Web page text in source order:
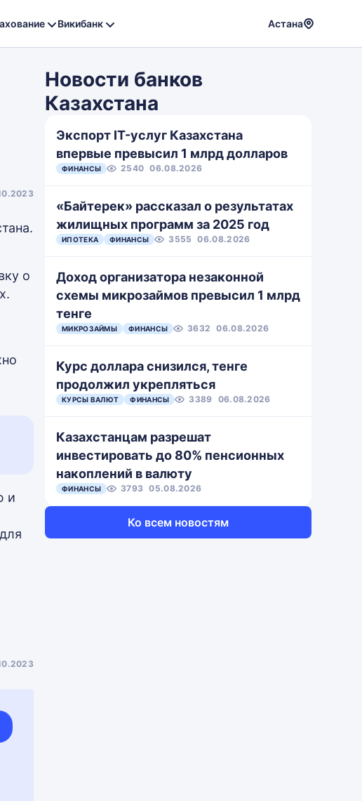
Викибанк Астана
о
и
Новости банков
Казахстана
Экспорт IT-услуг Казахстана
впервые превысил 1 млрд долларов
ФИНАНСЫ 2540 06.08.2026
«Байтерек» рассказал о результатах
жилищных программ за 2025 год
ИПОТЕКА ФИНАНСЫ 3555 06.08.2026
Доход организатора незаконной
схемы микрозаймов превысил 1 млрд
тенге
МИКРОЗАЙМЫ ФИНАНСЫ 3632 06.08.2026
Курс доллара снизился, тенге
продолжил укрепляться
КУРСЫ ВАЛЮТ ФИНАНСЫ 3389 06.08.2026
Казахстанцам разрешат
инвестировать до 80% пенсионных
накоплений в валюту
ФИНАНСЫ 3793 05.08.2026
Ко всем новостям